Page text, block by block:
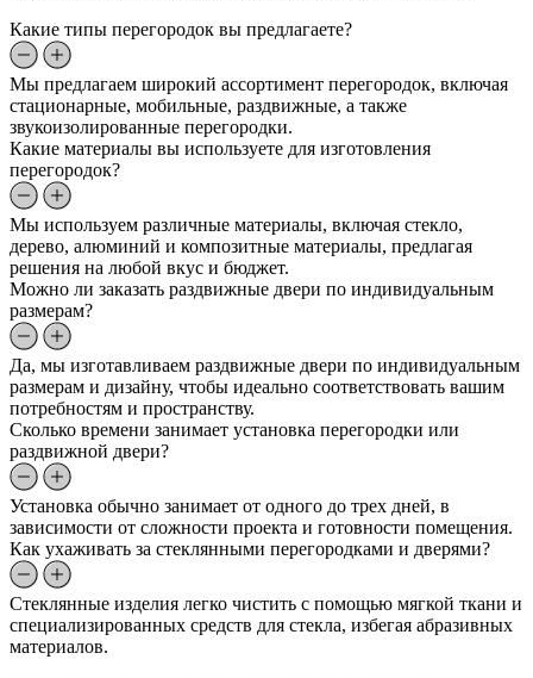
Какие типы перегородок вы предлагаете?
Мы предлагаем широкий ассортимент перегородок, включая
стационарные, мобильные, раздвижные, а также
звукоизолированные перегородки.
Какие материалы вы используете для изготовления
перегородок?
Мы используем различные материалы, включая стекло,
дерево, алюминий и композитные материалы, предлагая
решения на любой вкус и бюджет.
Можно ли заказать раздвижные двери по индивидуальным
размерам?
Да, мы изготавливаем раздвижные двери по индивидуальным
размерам и дизайну, чтобы идеально соответствовать вашим
потребностям и пространству.
Сколько времени занимает установка перегородки или
раздвижной двери?
Установка обычно занимает от одного до трех дней, в
зависимости от сложности проекта и готовности помещения.
Как ухаживать за стеклянными перегородками и дверями?
Стеклянные изделия легко чистить с помощью мягкой ткани и
специализированных средств для стекла, избегая абразивных
материалов.